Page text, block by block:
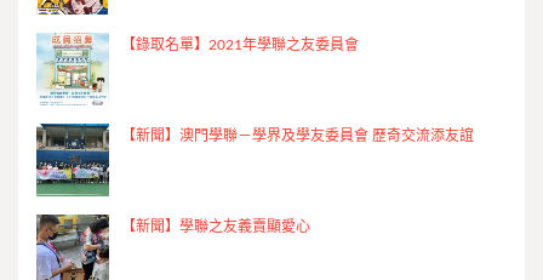
【錄取名單】2021年學聯之友委員會
【新聞】澳門學聯－學界及學友委員會 歷奇交流添友誼
【新聞】學聯之友義賣顯愛心